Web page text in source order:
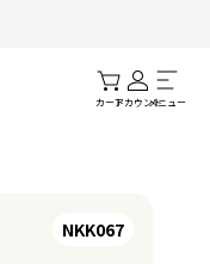
カートアカウントメニュー
NKK067